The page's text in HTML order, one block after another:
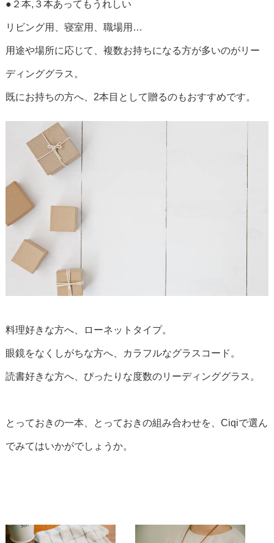
●２本,３本あってもうれしい
リビング用、寝室用、職場用…
用途や場所に応じて、複数お持ちになる方が多いのがリー
ディンググラス。
既にお持ちの方へ、2本目として贈るのもおすすめです。
料理好きな方へ、ローネットタイプ。
眼鏡をなくしがちな方へ、カラフルなグラスコード。
読書好きな方へ、ぴったりな度数のリーディンググラス。
とっておきの一本、とっておきの組み合わせを、Ciqiで選ん
でみてはいかがでしょうか。